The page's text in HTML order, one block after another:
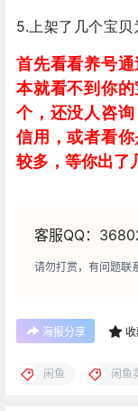
5. 上架了几个宝
首先看看养号
本就看不到你
个，还没人咨
信用，或者看
较多，等你出了
客服QQ：
请勿打赏，有问题联
海报分享
闲鱼 闲鱼